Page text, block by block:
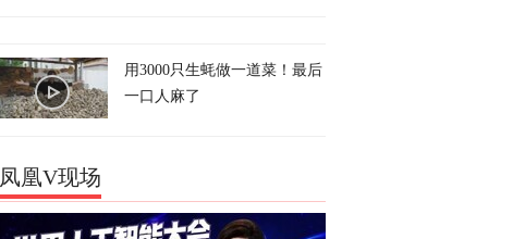
用3000只生蚝做一道菜！最后
一口人麻了
凤凰V现场